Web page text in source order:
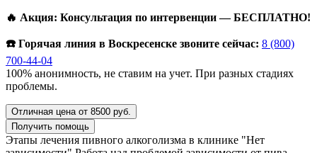
🔥 Акция: Консультация по интервенции — БЕСПЛАТНО!
☎️ Горячая линия в Воскресенске звоните сейчас: 8 (800)
700-44-04
100% анонимность, не ставим на учет. При разных стадиях
проблемы.
Отличная цена от 8500 руб.
Получить помощь
Этапы лечения пивного алкоголизма в клинике "Нет